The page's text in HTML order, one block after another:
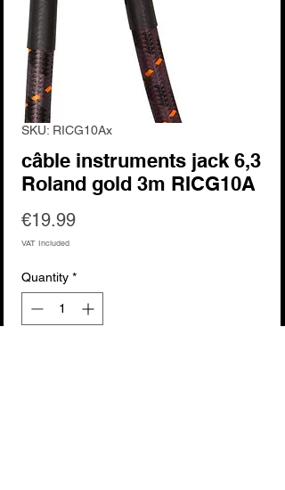
SKU: RICG10Ax
câble instruments jack 6,3
Roland gold 3m RICG10A
€19.99Price
VAT Included
Quantity *